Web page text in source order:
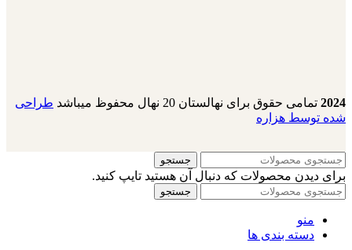
2024 تمامی حقوق برای نهالستان 20 نهال محفوظ میباشد
طراحی
شده توسط هزاره
جستجو
برای دیدن محصولات که دنبال آن هستید تایپ کنید.
جستجو
منو
دسته بندی ها